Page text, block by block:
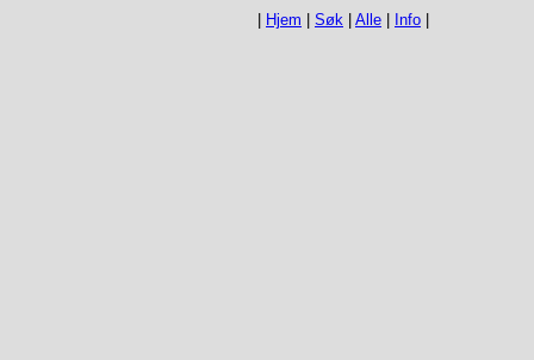
Hjem Søk Alle Info